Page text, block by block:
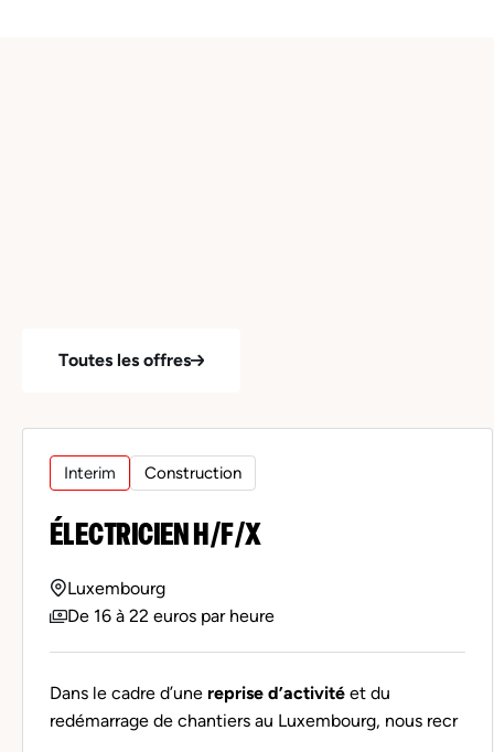
Toutes les offres
Interim Construction
ÉLECTRICIEN H/F/X
Luxembourg
De 16 à 22 euros par heure
Dans le cadre d’une reprise d’activité et du
redémarrage de chantiers au Luxembourg, nous recr